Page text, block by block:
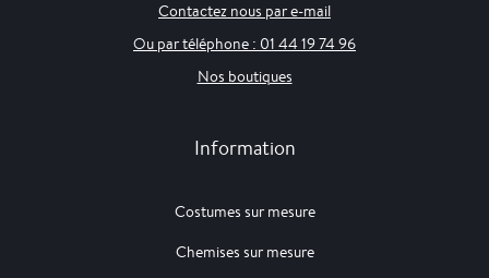
Contactez nous par e-mail
Ou par téléphone : 01 44 19 74 96
Nos boutiques
Information
Costumes sur mesure
Chemises sur mesure